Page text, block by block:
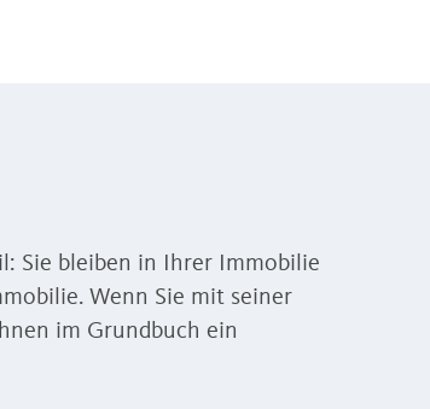
Sie bleiben in Ihrer Immobilie
Wenn Sie mit seiner
im Grundbuch ein